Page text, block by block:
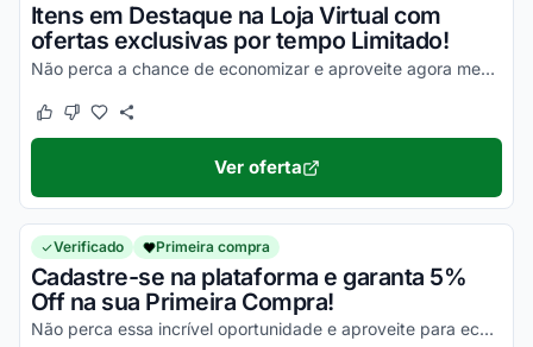
Itens em Destaque na Loja Virtual com
ofertas exclusivas por tempo Limitado!
Não perca a chance de economizar e aproveite agora mesmo com os melhores descontos!
Este cupom funcionou
Este cupom não funcionou
Ver oferta
Verificado Primeira compra
Cadastre-se na plataforma e garanta 5%
Off na sua Primeira Compra!
Não perca essa incrível oportunidade e aproveite para economizar!